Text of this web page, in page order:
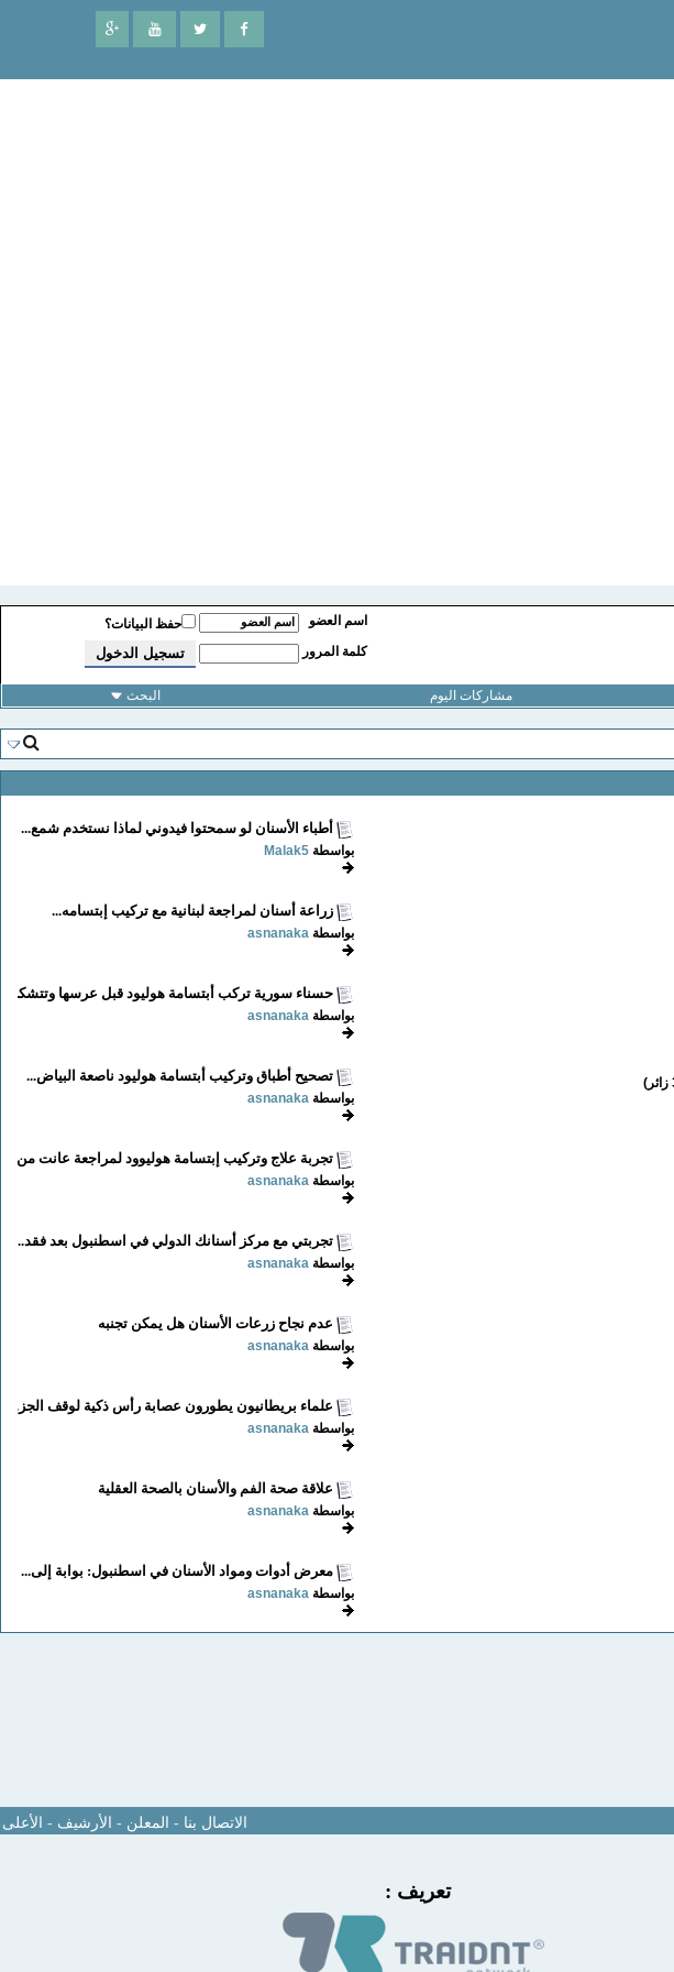
اسم العضو
حفظ البيانات؟
كلمة المرور
مشاركات اليوم البحث
أطباء الأسنان لو سمحتوا فيدوني لماذا نستخدم شمع...
بواسطةMalak5
زراعة أسنان لمراجعة لبنانية مع تركيب إبتسامه...
بواسطة asnanaka
حسناء سورية تركب أبتسامة هوليود قبل عرسها وتتشكر...
بواسطة asnanaka
تصحيح أطباق وتركيب أبتسامة هوليود ناصعة البياض...
بواسطة asnanaka
تجربة علاج وتركيب إبتسامة هوليوود لمراجعة عانت من...
بواسطة asnanaka
تجربتي مع مركز أسنانك الدولي في اسطنبول بعد فقد...
بواسطة asnanaka
عدم نجاح زرعات الأسنان هل يمكن تجنبه
بواسطة asnanaka
علماء بريطانيون يطورون عصابة رأس ذكية لوقف الجز...
بواسطة asnanaka
علاقة صحة الفم والأسنان بالصحة العقلية
بواسطة asnanaka
معرض أدوات ومواد الأسنان في اسطنبول: بوابة إلى...
بواسطة asnanaka
الاتصال بنا - المعلن - الأرشيف - الأعلى
تعريف :